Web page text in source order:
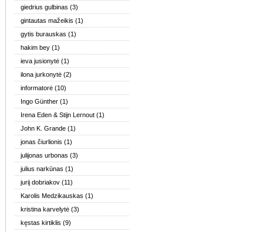
giedrius gulbinas (3)
gintautas mažeikis (1)
gytis burauskas (1)
hakim bey (1)
ieva jusionytė (1)
ilona jurkonytė (2)
informatorė (10)
Ingo Günther (1)
Irena Eden & Stijn Lernout (1)
John K. Grande (1)
jonas čiurlionis (1)
julijonas urbonas (3)
julius narkūnas (1)
jurij dobriakov (11)
Karolis Medzikauskas (1)
kristina karvelytė (3)
kęstas kirtiklis (9)